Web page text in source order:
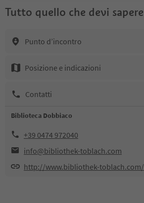
Tutto quello che devi sapere
Punto d’incontro
Posizione e indicazioni
Contatti
Biblioteca Dobbiaco
+39 0474 972040
info@bibliothek-toblach.com
http://www.bibliothek-toblach.com/